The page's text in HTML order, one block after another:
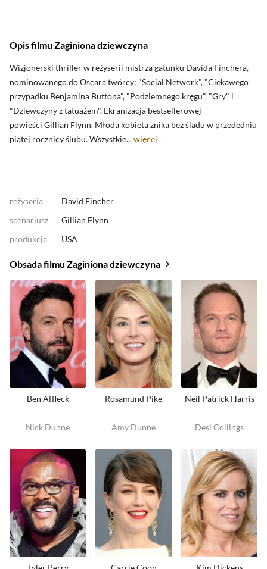
Opis filmu Zaginiona dziewczyna
Wizjonerski thriller w reżyserii mistrza gatunku Davida Finchera,
nominowanego do Oscara twórcy: "Social Network", "Ciekawego
przypadku Benjamina Buttona", "Podziemnego kręgu", "Gry" i
"Dziewczyny z tatuażem". Ekranizacja bestsellerowej
powieści Gillian Flynn. Młoda kobieta znika bez śladu w przededniu
piątej rocznicy ślubu. Wszystkie...więcej
reżyseria
David Fincher
scenariusz
Gillian Flynn
produkcja
USA
Obsada filmu Zaginiona dziewczyna
Ben Affleck
Nick Dunne
Rosamund Pike
Amy Dunne
Neil Patrick Harris
Desi Collings